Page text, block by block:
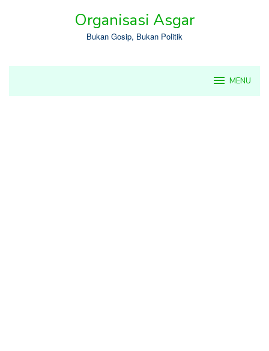
Organisasi Asgar
Bukan Gosip, Bukan Politik
MENU